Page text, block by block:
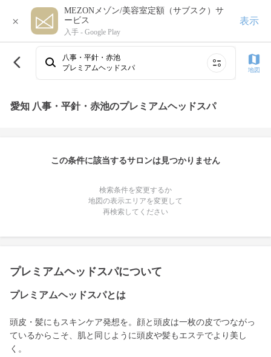
×
MEZONメゾン/美容室定額（サブスク）サ
ービス
入手 - Google Play
表示
八事・平針・赤池
プレミアムヘッドスパ
地図
愛知 八事・平針・赤池のプレミアムヘッドスパ
この条件に該当するサロンは見つかりません
検索条件を変更するか
地図の表示エリアを変更して
再検索してください
プレミアムヘッドスパについて
プレミアムヘッドスパとは
頭皮・髪にもスキンケア発想を。顔と頭皮は一枚の皮でつながっ
ているからこそ、肌と同じように頭皮や髪もエステでより美し
く。